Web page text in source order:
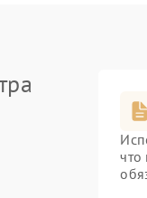
что